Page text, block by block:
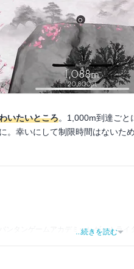
いたいところ。1,000m到達ごと
。幸いにして制限時間はないた
ンタンゲームアカデミー）ゲームラ
しさを、ツールにある便利さを伝わ
...続きを読む